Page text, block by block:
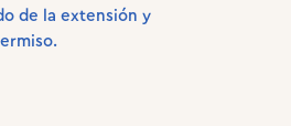
de la extensión y